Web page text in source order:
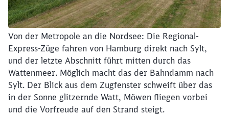
Von der Metropole an die Nordsee: Die Regional-
Express-Züge fahren von Hamburg direkt nach Sylt,
und der letzte Abschnitt führt mitten durch das
Wattenmeer. Möglich macht das der Bahndamm nach
Sylt. Der Blick aus dem Zugfenster schweift über das
in der Sonne glitzernde Watt, Möwen fliegen vorbei
und die Vorfreude auf den Strand steigt.